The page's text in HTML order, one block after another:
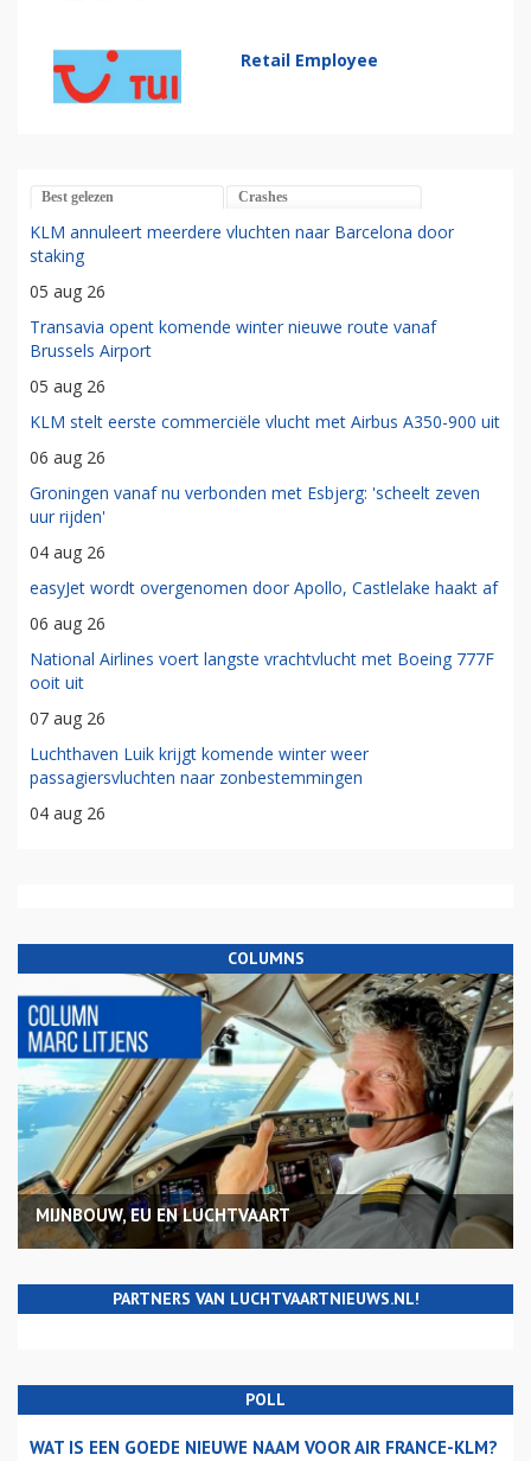
Retail Employee
Best gelezen Crashes
KLM annuleert meerdere vluchten naar Barcelona door
staking
05 aug 26
Transavia opent komende winter nieuwe route vanaf
Brussels Airport
05 aug 26
KLM stelt eerste commerciële vlucht met Airbus A350-900 uit
06 aug 26
Groningen vanaf nu verbonden met Esbjerg: 'scheelt zeven
uur rijden'
04 aug 26
easyJet wordt overgenomen door Apollo, Castlelake haakt af
06 aug 26
National Airlines voert langste vrachtvlucht met Boeing 777F
ooit uit
07 aug 26
Luchthaven Luik krijgt komende winter weer
passagiersvluchten naar zonbestemmingen
04 aug 26
COLUMNS
MIJNBOUW, EU EN LUCHTVAART
PARTNERS VAN LUCHTVAARTNIEUWS.NL!
POLL
WAT IS EEN GOEDE NIEUWE NAAM VOOR AIR FRANCE-KLM?